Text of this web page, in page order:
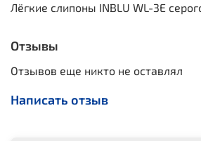
Лёгкие слипоны INBLU WL-3E
Отзывы
Отзывов еще никто не оставлял
Написать отзыв